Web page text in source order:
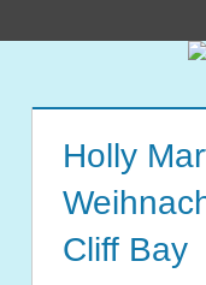
tealicious
books
Holly
Cliff Bay